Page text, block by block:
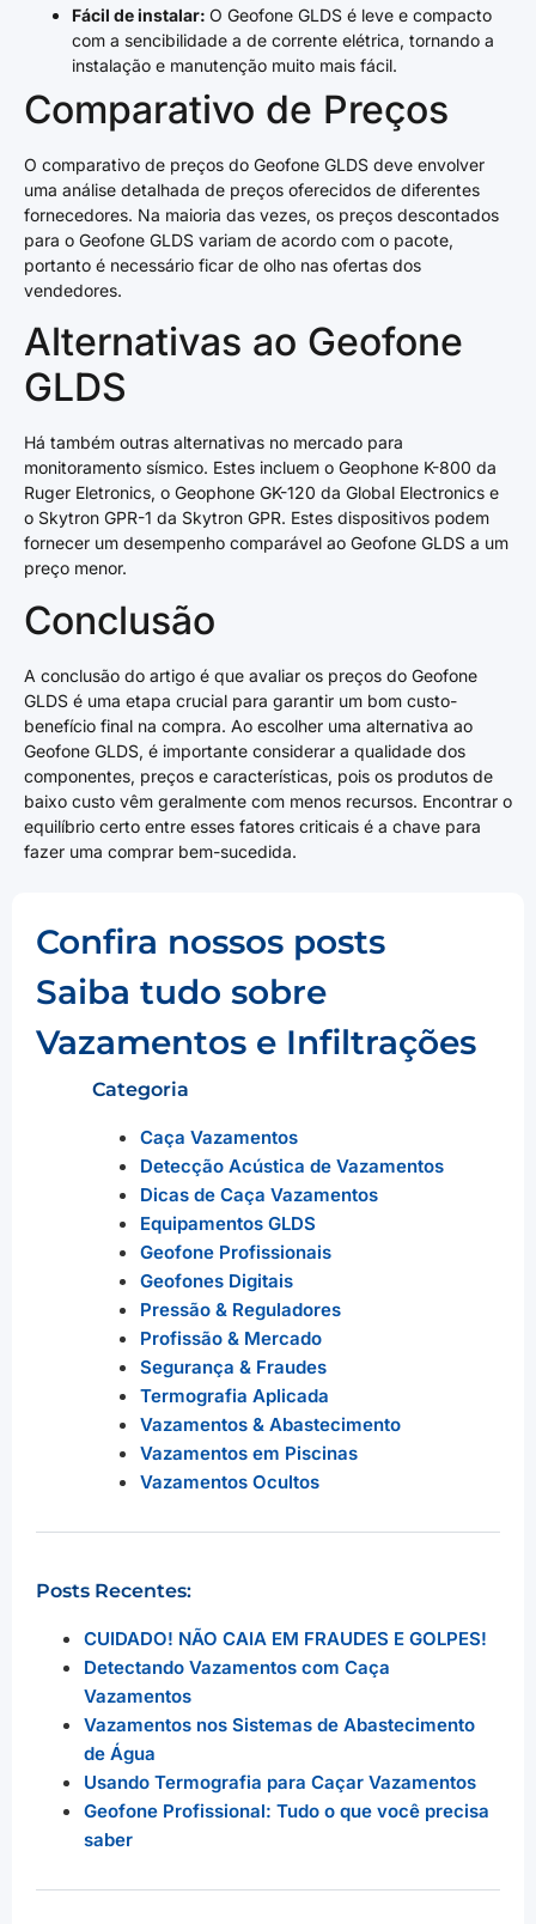
Fácil de instalar: O Geofone GLDS é leve e compacto
com a sencibilidade a de corrente elétrica, tornando a
instalação e manutenção muito mais fácil.
Comparativo de Preços
O comparativo de preços do Geofone GLDS deve envolver
uma análise detalhada de preços oferecidos de diferentes
fornecedores. Na maioria das vezes, os preços descontados
para o Geofone GLDS variam de acordo com o pacote,
portanto é necessário ficar de olho nas ofertas dos
vendedores.
Alternativas ao Geofone
GLDS
Há também outras alternativas no mercado para
monitoramento sísmico. Estes incluem o Geophone K-800 da
Ruger Eletronics, o Geophone GK-120 da Global Electronics e
o Skytron GPR-1 da Skytron GPR. Estes dispositivos podem
fornecer um desempenho comparável ao Geofone GLDS a um
preço menor.
Conclusão
A conclusão do artigo é que avaliar os preços do Geofone
GLDS é uma etapa crucial para garantir um bom custo-
benefício final na compra. Ao escolher uma alternativa ao
Geofone GLDS, é importante considerar a qualidade dos
componentes, preços e características, pois os produtos de
baixo custo vêm geralmente com menos recursos. Encontrar o
equilíbrio certo entre esses fatores criticais é a chave para
fazer uma comprar bem-sucedida.
Confira nossos posts
Saiba tudo sobre
Vazamentos e Infiltrações
Categoria
Caça Vazamentos
Detecção Acústica de Vazamentos
Dicas de Caça Vazamentos
Equipamentos GLDS
Geofone Profissionais
Geofones Digitais
Pressão & Reguladores
Profissão & Mercado
Segurança & Fraudes
Termografia Aplicada
Vazamentos & Abastecimento
Vazamentos em Piscinas
Vazamentos Ocultos
Posts Recentes:
CUIDADO! NÃO CAIA EM FRAUDES E GOLPES!
Detectando Vazamentos com Caça
Vazamentos
Vazamentos nos Sistemas de Abastecimento
de Água
Usando Termografia para Caçar Vazamentos
Geofone Profissional: Tudo o que você precisa
saber